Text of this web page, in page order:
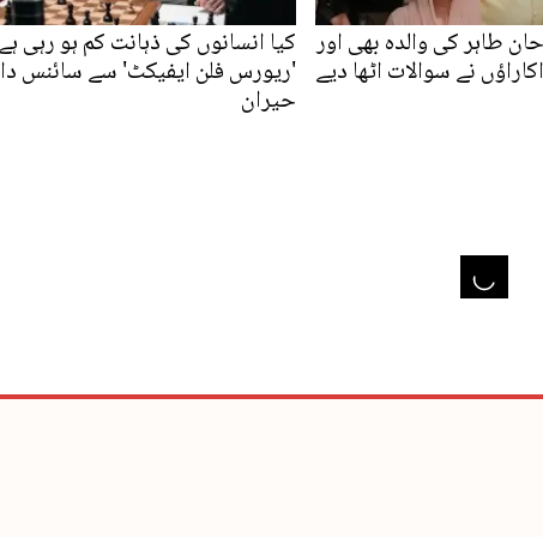
طاہر کی والدہ بھی اور
نے سوالات اٹھا دیے
کیا انسانوں کی ذہانت کم ہو رہی
'ریورس فلن ایفیکٹ' سے سائنس
حیران